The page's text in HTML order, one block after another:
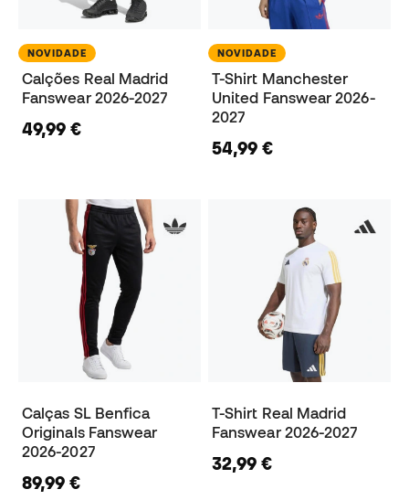
NOVIDADE
Calções Real Madrid
Fanswear 2026-2027
49,99 €
NOVIDADE
T-Shirt Manchester
United Fanswear 2026-
2027
54,99 €
Calças SL Benfica
Originals Fanswear
2026-2027
89,99 €
T-Shirt Real Madrid
Fanswear 2026-2027
32,99 €